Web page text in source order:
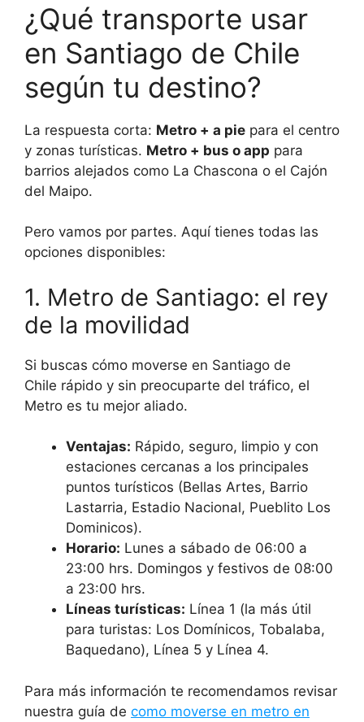
¿Qué transporte usar
en Santiago de Chile
según tu destino?
La respuesta corta: Metro + a pie para el centro
y zonas turísticas. Metro + bus o app para
barrios alejados como La Chascona o el Cajón
del Maipo.
Pero vamos por partes. Aquí tienes todas las
opciones disponibles:
1. Metro de Santiago: el rey
de la movilidad
Si buscas cómo moverse en Santiago de
Chile rápido y sin preocuparte del tráfico, el
Metro es tu mejor aliado.
Ventajas: Rápido, seguro, limpio y con
estaciones cercanas a los principales
puntos turísticos (Bellas Artes, Barrio
Lastarria, Estadio Nacional, Pueblito Los
Dominicos).
Horario: Lunes a sábado de 06:00 a
23:00 hrs. Domingos y festivos de 08:00
a 23:00 hrs.
Líneas turísticas: Línea 1 (la más útil
para turistas: Los Domínicos, Tobalaba,
Baquedano), Línea 5 y Línea 4.
Para más información te recomendamos revisar
nuestra guía de como moverse en metro en